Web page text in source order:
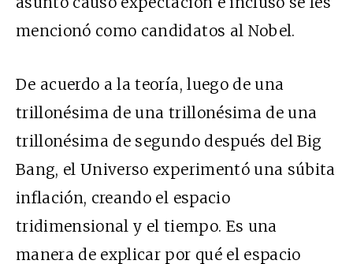
mencionó como candidatos al Nobel.
De acuerdo a la teoría, luego de una
trillonésima de una trillonésima de una
trillonésima de segundo después del Big
Bang, el Universo experimentó una súbita
inflación, creando el espacio
tridimensional y el tiempo. Es una
manera de explicar por qué el espacio